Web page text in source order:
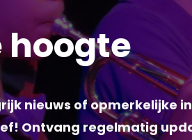
hoogte
nieuws of opmerkelijke
Ontvang regelmatig